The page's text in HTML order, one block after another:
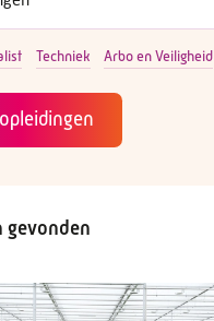
Techniek Arbo en Veiligheid
gevonden